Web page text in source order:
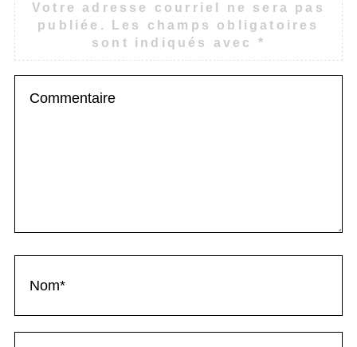
Votre adresse courriel ne sera pas
publiée.
Les champs obligatoires
sont indiqués avec *